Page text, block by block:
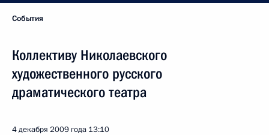
События
Коллективу Николаевского
художественного русского
драматического театра
4 декабря 2009 года 13:10